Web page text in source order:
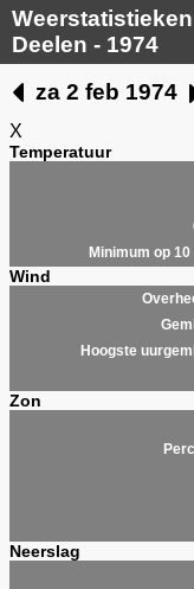
Weerstatistieken
Deelen - 1974
za 2 feb 1974
X
Temperatuur
Minimum op
Wind
Hoogste
Zon
Neerslag